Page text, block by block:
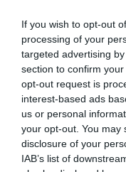
If you wish to opt-out
processing of your
targeted advertising
section to confirm
opt-out request is
interest-based ads
us or personal
your opt-out. You may
disclosure of your
IAB’s list of
dimensió
Recordo que en
d’Indústria una
petites empreses.
atenció especial
nous temps.
protecció i ajut a